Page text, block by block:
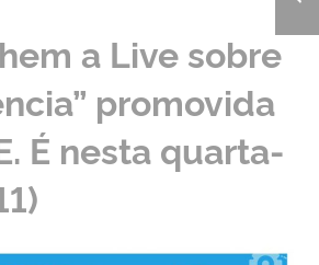
a Live sobre
promovida
É nesta quarta-